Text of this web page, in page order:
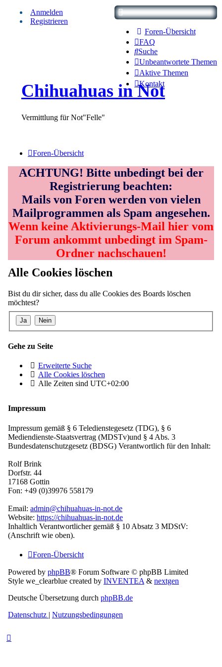
Foren-Übersicht
FAQ
Suche
Unbeantwortete Themen
Aktive Themen
Kontakt
Anmelden
Registrieren
Chihuahuas in Not
Vermittlung für Not"Felle"
Foren-Übersicht
ACHTUNG! Bitte unbedingt bei der
Registrierung beachten:
Mails von Foren werden von vielen
Mailprogrammen als Spam angesehen.
Wenn keine Aktivierungs-Mail hier vom
Forum ankommt unbedingt im Spam-
Ordner nachschauen!
Alle Cookies löschen
Bist du dir sicher, dass du alle Cookies des Boards löschen
möchtest?
Gehe zu Seite
Erweiterte Suche
Alle Cookies löschen
Alle Zeiten sind UTC+02:00
Impressum
Impressum gemäß § 6 Teledienstegesetz (TDG), § 6
Mediendienste-Staatsvertrag (MDSTv)und § 4 Abs. 3
Bundesdatenschutzgesetz (BDSG) Verantwortlich für den Inhalt:
Rolf Brink
Dorfstr. 44
17168 Gottin
Fon: +49 (0)39976 558179
Email: admin@chihuahuas-in-not.de
Website: https://chihuahuas-in-not.de
Inhaltlich Verantwortlicher gemäß § 10 Absatz 3 MDStV:
(Anschrift wie oben).
Foren-Übersicht
Powered by phpBB® Forum Software © phpBB Limited
Style we_clearblue created by INVENTEA & nextgen
Deutsche Übersetzung durch phpBB.de
Datenschutz | Nutzungsbedingungen